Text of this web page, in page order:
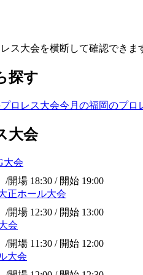
ス大会を横断して確認できま
探す
ロレス大会今月の福岡のプロ
大会
大会
/開場 18:30 / 開始 19:00
正ホール大会
/開場 12:30 / 開始 13:00
会
/開場 11:30 / 開始 12:00
大会